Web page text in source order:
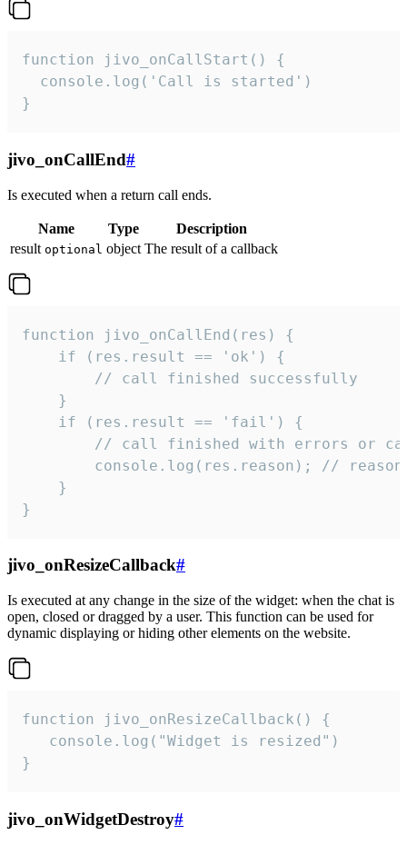
function jivo_onCallStart() {
  console.log('Call is started')
}
jivo_onCallEnd#
Is executed when a return call ends.
Name Type
Description
result optional object The result of a callback
function jivo_onCallEnd(res) {
    if (res.result == 'ok') {
        // call finished successfully
    }
    if (res.result == 'fail') {
// call finished with errors or
console.log(res.reason); //
    }
}
jivo_onResizeCallback#
Is executed at any change in the size of the widget: when the chat is
open, closed or dragged by a user. This function can be used for
dynamic displaying or hiding other elements on the website.
function jivo_onResizeCallback() {
   console.log("Widget is resized")
}
jivo_onWidgetDestroy#